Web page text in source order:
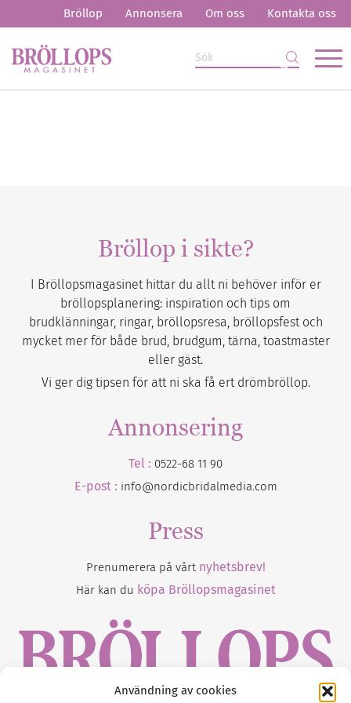
Användning av cookies
Bröllop Annonsera Om oss Kontakta oss
Bröllop i sikte?
I Bröllopsmagasinet hittar du allt ni behöver inför er
bröllopsplanering: inspiration och tips om
brudklänningar, ringar, bröllopsresa, bröllopsfest och
mycket mer för både brud, brudgum, tärna, toastmaster
eller gäst.
Vi ger dig tipsen för att ni ska få ert drömbröllop.
Annonsering
Tel : 0522-68 11 90
E-post : info@nordicbridalmedia.com
Press
Prenumerera på vårt nyhetsbrev!
Här kan du köpa Bröllopsmagasinet